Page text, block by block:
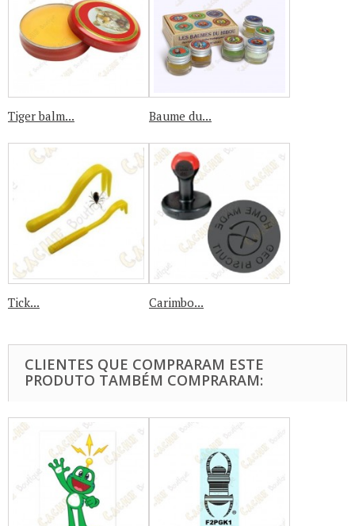
Tiger balm... Baume du...
Tick... Carimbo...
CLIENTES QUE COMPRARAM ESTE
PRODUTO TAMBÉM COMPRARAM: